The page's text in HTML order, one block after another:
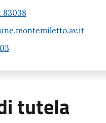
83038
tutela